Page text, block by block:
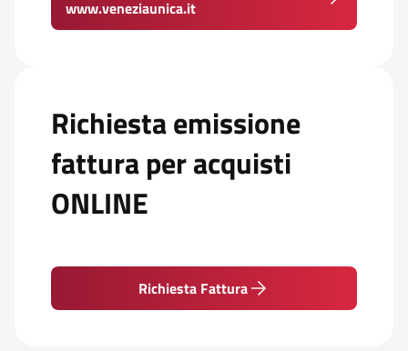
www.veneziaunica.it
Richiesta emissione
fattura per acquisti
ONLINE
Richiesta Fattura